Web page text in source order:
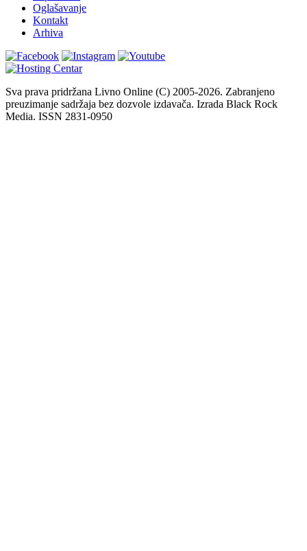
Oglašavanje
Kontakt
Arhiva
Sva prava pridržana Livno Online (C) 2005-2026. Zabranjeno
preuzimanje sadržaja bez dozvole izdavača. Izrada Black Rock
Media. ISSN 2831-0950